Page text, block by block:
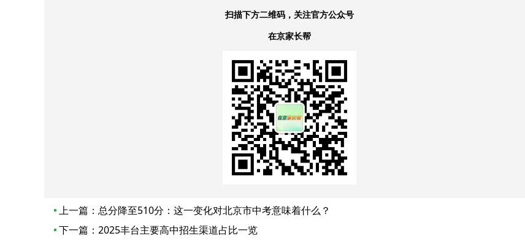
扫描下方二维码，关注官方公众号
在京家长帮
上一篇： 总分降至510分：这一变化对北京市中考意味着什么？
下一篇： 2025丰台主要高中招生渠道占比一览